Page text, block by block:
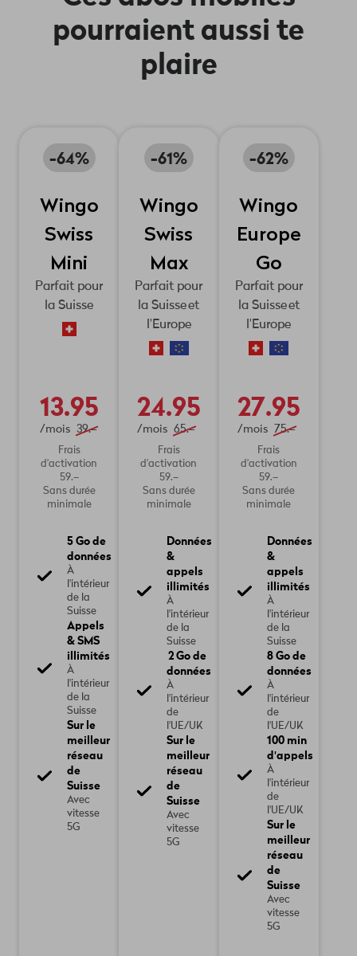
myWingo
dans notre
compte et ton
abo.
pourraient aussi te
plaire
-64%
Wingo
Swiss
Mini
Parfait pour
la Suisse
13.95
/mois 39.–
Frais
d’activation
59.–
Sans durée
minimale
5 Go de
données
À
l'intérieur
de la
Suisse
Appels
& SMS
illimités
À
l'intérieur
de la
Suisse
Sur le
meilleur
réseau
de
Suisse
Avec
vitesse
5G
-61%
Wingo
Swiss
Max
Parfait pour
la Suisse et
l'Europe
24.95
/mois 65.–
Frais
d’activation
59.–
Sans durée
minimale
Données
&
appels
illimités
À
l'intérieur
de la
Suisse
2 Go de
données
À
l'intérieur
de
l'UE/UK
Sur le
meilleur
réseau
de
Suisse
Avec
vitesse
5G
-62%
Wingo
Europe
Go
Parfait pour
la Suisse et
l'Europe
27.95
/mois 75.–
Frais
d’activation
59.–
Sans durée
minimale
Données
&
appels
illimités
À
l'intérieur
de la
Suisse
8 Go de
données
À
l'intérieur
de
l'UE/UK
100 min
d'appels
À
l'intérieur
de
l'UE/UK
Sur le
meilleur
réseau
de
Suisse
Avec
vitesse
5G